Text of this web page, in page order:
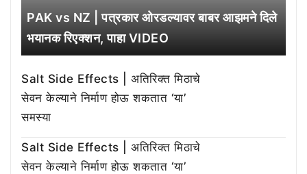
PAK vs NZ | पत्रकार ओरडल्यावर बाबर आझमने दिले
भयानक रिएक्शन, पाहा VIDEO
Salt Side Effects | अतिरिक्त मिठाचे
सेवन केल्याने निर्माण होऊ शकतात ‘या’
समस्या
Salt Side Effects | अतिरिक्त मिठाचे
सेवन केल्याने निर्माण होऊ शकतात ‘या’